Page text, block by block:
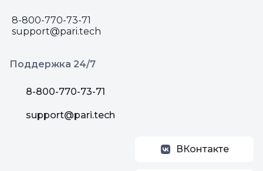
8-800-770-73-71
support@pari.tech
Поддержка 24/7
8-800-770-73-71
support@pari.tech
ВКонтакте